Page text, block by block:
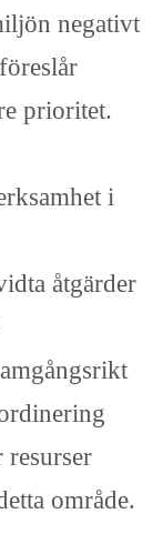
negativt
prioritet.
i
åtgärder
område.